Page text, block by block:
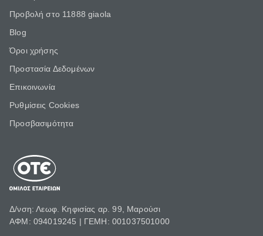
Προβολή στο 11888 giaola
Blog
Όροι χρήσης
Προστασία Δεδομένων
Επικοινωνία
Ρυθμίσεις Cookies
Προσβασιμότητα
Δ/νση: Λεωφ. Κηφισίας αρ. 99, Μαρούσι
ΑΦΜ: 094019245 | ΓΕΜΗ: 001037501000